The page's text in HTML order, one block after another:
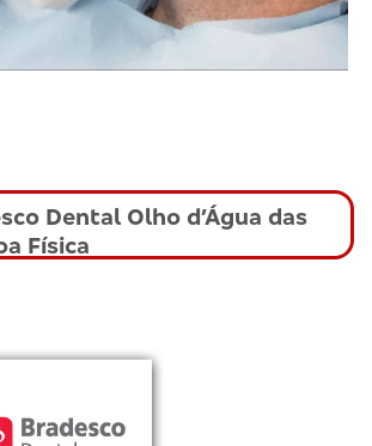
Dental Olho d’Água das
Física